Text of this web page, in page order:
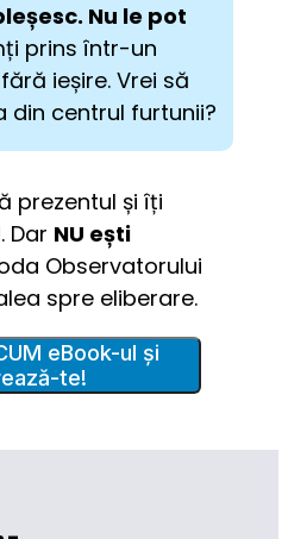
Nu le pot
prins într-un
ieșire. Vrei să
din centrul furtunii?
prezentul și îți
Dar NU ești
Observatorului
spre eliberare.
eBook-ul și
te!